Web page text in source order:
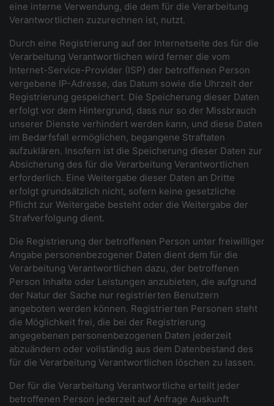
eine interne Verwendung, die dem für die Verarbeitung
Verantwortlichen zuzurechnen ist, nutzt.
Durch eine Registrierung auf der Internetseite des für die
Verarbeitung Verantwortlichen wird ferner die vom
Internet-Service-Provider (ISP) der betroffenen Person
vergebene IP-Adresse, das Datum sowie die Uhrzeit der
Registrierung gespeichert. Die Speicherung dieser Daten
erfolgt vor dem Hintergrund, dass nur so der Missbrauch
unserer Dienste verhindert werden kann, und diese Daten
im Bedarfsfall ermöglichen, begangene Straftaten
aufzuklären. Insofern ist die Speicherung dieser Daten zur
Absicherung des für die Verarbeitung Verantwortlichen
erforderlich. Eine Weitergabe dieser Daten an Dritte
erfolgt grundsätzlich nicht, sofern keine gesetzliche
Pflicht zur Weitergabe besteht oder die Weitergabe der
Strafverfolgung dient.
Die Registrierung der betroffenen Person unter freiwilliger
Angabe personenbezogener Daten dient dem für die
Verarbeitung Verantwortlichen dazu, der betroffenen
Person Inhalte oder Leistungen anzubieten, die aufgrund
der Natur der Sache nur registrierten Benutzern
angeboten werden können. Registrierten Personen steht
die Möglichkeit frei, die bei der Registrierung
angegebenen personenbezogenen Daten jederzeit
abzuändern oder vollständig aus dem Datenbestand des
für die Verarbeitung Verantwortlichen löschen zu lassen.
Der für die Verarbeitung Verantwortliche erteilt jeder
betroffenen Person jederzeit auf Anfrage Auskunft